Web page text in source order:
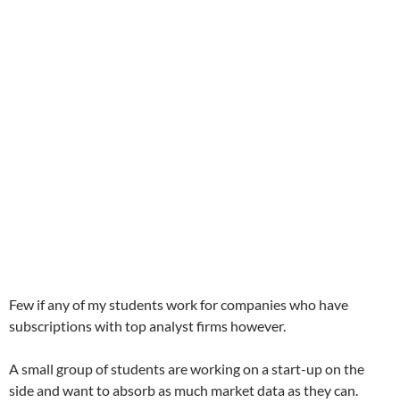
Few if any of my students work for companies who have
subscriptions with top analyst firms however.
A small group of students are working on a start-up on the
side and want to absorb as much market data as they can.